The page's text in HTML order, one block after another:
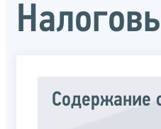
Содержание